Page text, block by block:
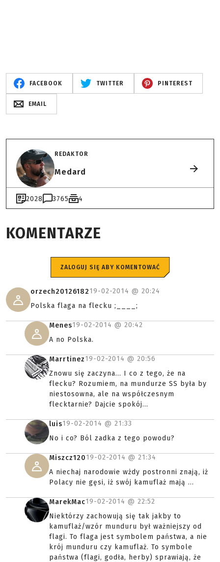
FACEBOOK TWITTER PINTEREST
EMAIL
REDAKTOR
Medard
2028 3765 4
KOMENTARZE
ZALOGUJ SIĘ ABY KOMENTOWAĆ
orzech2012618219-02-2014 @ 20:24
Polska flaga na flecku ;____;
Menes19-02-2014 @ 20:42
A no Polska.
Marrtinez19-02-2014 @ 20:56
Znowu się zaczyna... I co z tego, że na
flecku? Rozumiem, na mundurze SS była by
niestosowna, ale na współczesnym
flecktarnie? Dajcie spokój...
luis19-02-2014 @ 21:33
No i co? Ból zadka z tego powodu?
Miszcz12019-02-2014 @ 21:34
A niechaj narodowie wżdy postronni znają, iż
Polacy nie gęsi, iż swój kamuflaż mają ...
MarekMac19-02-2014 @ 22:52
Niektórzy zachowują się tak jakby to
kamuflaż/wzór munduru był ważniejszy od
flagi. To flaga jest symbolem państwa, a nie
krój munduru czy kamuflaż. To symbole
państwa (flagi, godła, herby) sprawiają, że